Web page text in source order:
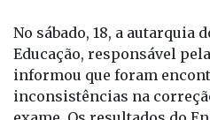
No sábado, 18, a autarquia
Educação, responsável
informou que foram
inconsistências na